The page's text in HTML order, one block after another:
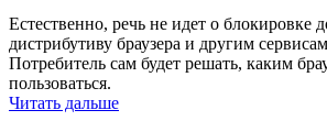
Естественно, речь не идет о блокировке
дистрибутиву браузера и другим
Потребитель сам будет решать, каким
пользоваться.
Читать дальше